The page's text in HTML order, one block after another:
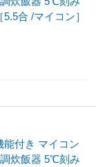
合 /マイコン］
能付き マイコン
炊飯器 5℃刻み